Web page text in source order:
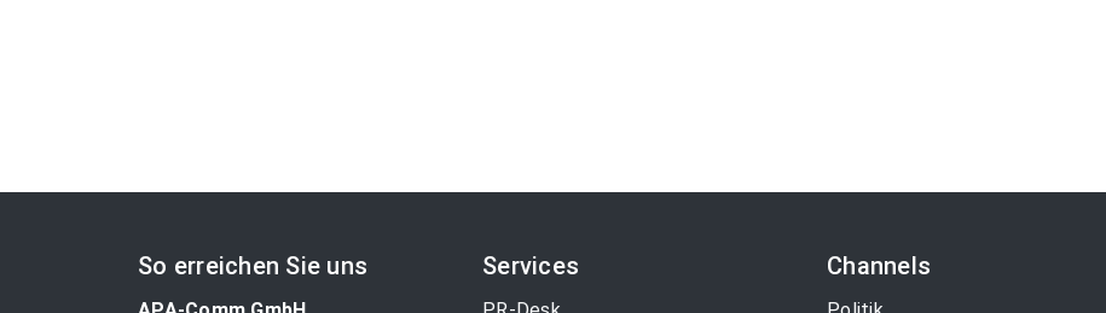
So erreichen Sie uns Services Channels